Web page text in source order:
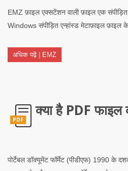
EMZ फ़ाइल एक्सटेंशन वाली फ़ाइल एक
Windows संपीड़ित एन्हांस्ड मेटाफ़ाइल फ़ाइल
अधिक पढ़ें | EMZ
PDF
क्या है PDF फाइल
पोर्टेबल डॉक्यूमेंट फॉर्मेट (पीडीएफ) 1990 के